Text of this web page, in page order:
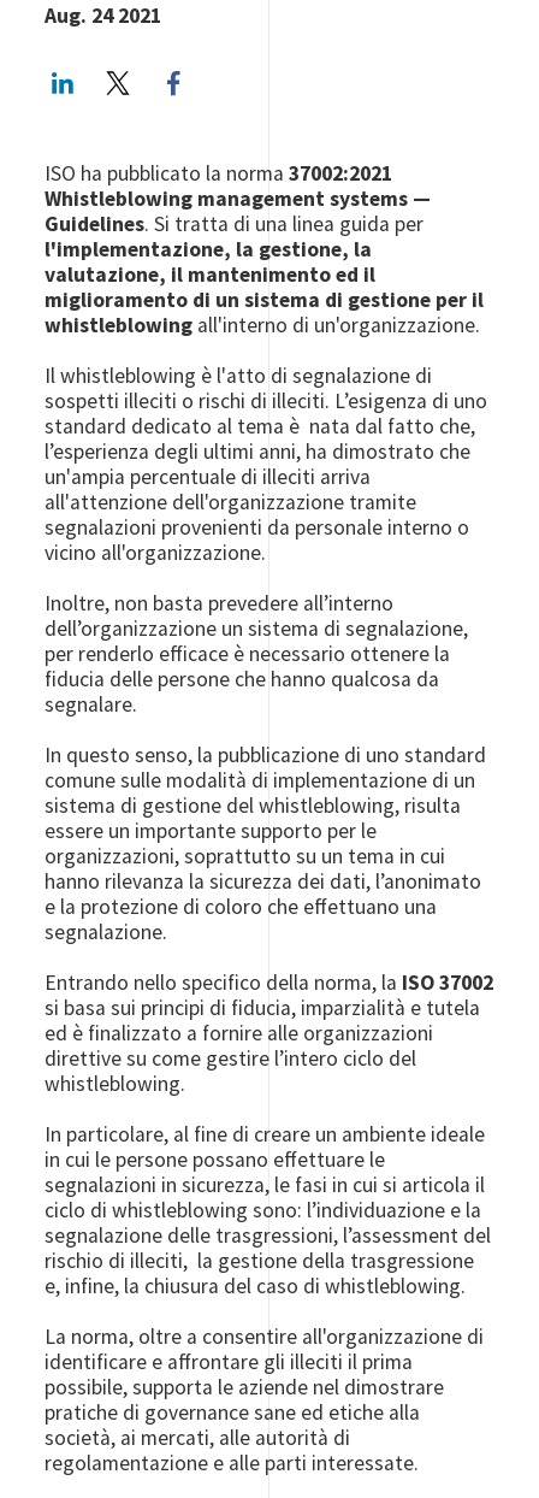
Aug. 24 2021
LinkedInTwitter
ISO ha pubblicato la norma37002:2021
Whistleblowing management systems —
Guidelines. Si tratta di una linea guida per
l'implementazione, la gestione, la
valutazione, il mantenimento ed il
miglioramento di un sistema di gestione per il
whistleblowing all'interno di un'organizzazione.
Il whistleblowing è l'atto di segnalazione di
sospetti illeciti o rischi di illeciti. L’esigenza di uno
standard dedicato al tema è nata dal fatto che,
l’esperienza degli ultimi anni, ha dimostrato che
un'ampia percentuale di illeciti arriva
all'attenzione dell'organizzazione tramite
segnalazioni provenienti da personale interno o
vicino all'organizzazione.
Inoltre, non basta prevedere all’interno
dell’organizzazione un sistema di segnalazione,
per renderlo efficace è necessario ottenere la
fiducia delle persone che hanno qualcosa da
segnalare.
In questo senso, la pubblicazione di uno standard
comune sulle modalità di implementazione di un
sistema di gestione del whistleblowing, risulta
essere un importante supporto per le
organizzazioni, soprattutto su un tema in cui
hanno rilevanza la sicurezza dei dati, l’anonimato
e la protezione di coloro che effettuano una
segnalazione.
Entrando nello specifico della norma, la ISO 37002
si basa sui principi di fiducia, imparzialità e tutela
ed è finalizzato a fornire alle organizzazioni
direttive su come gestire l’intero ciclo del
whistleblowing.
In particolare, al fine di creare un ambiente ideale
in cui le persone possano effettuare le
segnalazioni in sicurezza, le fasi in cui si articola il
ciclo di whistleblowing sono: l’individuazione e la
segnalazione delle trasgressioni, l’assessment del
rischio di illeciti, la gestione della trasgressione
e, infine, la chiusura del caso di whistleblowing.
La norma, oltre a consentire all'organizzazione di
identificare e affrontare gli illeciti il ​​prima
possibile, supporta le aziende nel dimostrare
pratiche di governance sane ed etiche alla
società, ai mercati, alle autorità di
regolamentazione e alle parti interessate.